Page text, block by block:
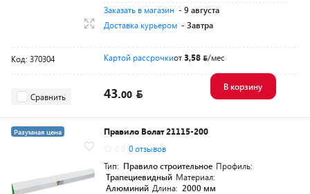
Заказать в магазин - 9 августа
Доставка курьером - Завтра
Код: 370304 Картой рассрочкиот3,58 /мес
Сравнить 43.00
В корзину
Разумная цена
Правило Волат 21115-200
0 отзывов
Тип: Правило строительное Профиль:
Трапециевидный Материал:
Алюминий Длина: 2000 мм